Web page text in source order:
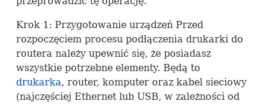
Krok 1: Przygotowanie urządzeń Przed
rozpoczęciem procesu podłączenia drukarki do
routera należy upewnić się, że posiadasz
wszystkie potrzebne elementy. Będą to
drukarka, router, komputer oraz kabel sieciowy
(najczęściej Ethernet lub USB, w zależności od